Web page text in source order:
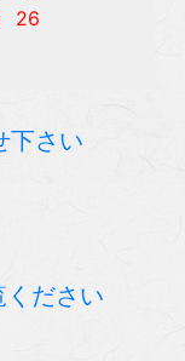
下さい
ください